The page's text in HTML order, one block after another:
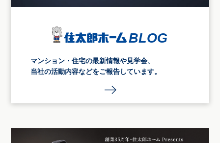
マンション・住宅の最新情報や見学会、
当社の活動内容などをご報告しています。